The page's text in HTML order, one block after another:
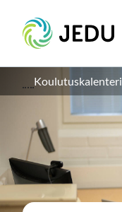
sisältöön
Etusivu
Koulutuskalenteri